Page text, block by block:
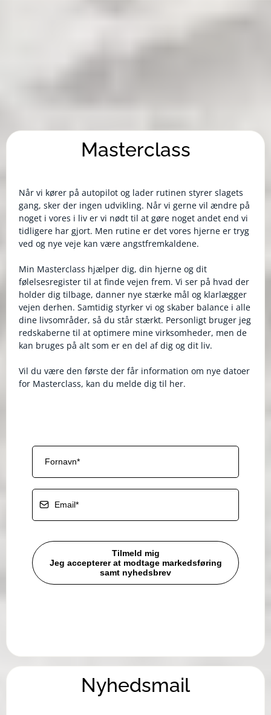
Masterclass
Når vi kører på autopilot og lader rutinen styrer slagets
gang, sker der ingen udvikling. Når vi gerne vil ændre på
noget i vores i liv er vi nødt til at gøre noget andet end vi
tidligere har gjort. Men rutine er det vores hjerne er tryg
ved og nye veje kan være angstfremkaldene.
Min Masterclass hjælper dig, din hjerne og dit
følelsesregister til at finde vejen frem. Vi ser på hvad der
holder dig tilbage, danner nye stærke mål og klarlægger
vejen derhen. Samtidig styrker vi og skaber balance i alle
dine livsområder, så du står stærkt. Personligt bruger jeg
redskaberne til at optimere mine virksomheder, men de
kan bruges på alt som er en del af dig og dit liv.
Vil du være den første der får information om nye datoer
for Masterclass, kan du melde dig til her.
Tilmeld mig
Jeg accepterer at modtage markedsføring
samt nyhedsbrev
Nyhedsmail